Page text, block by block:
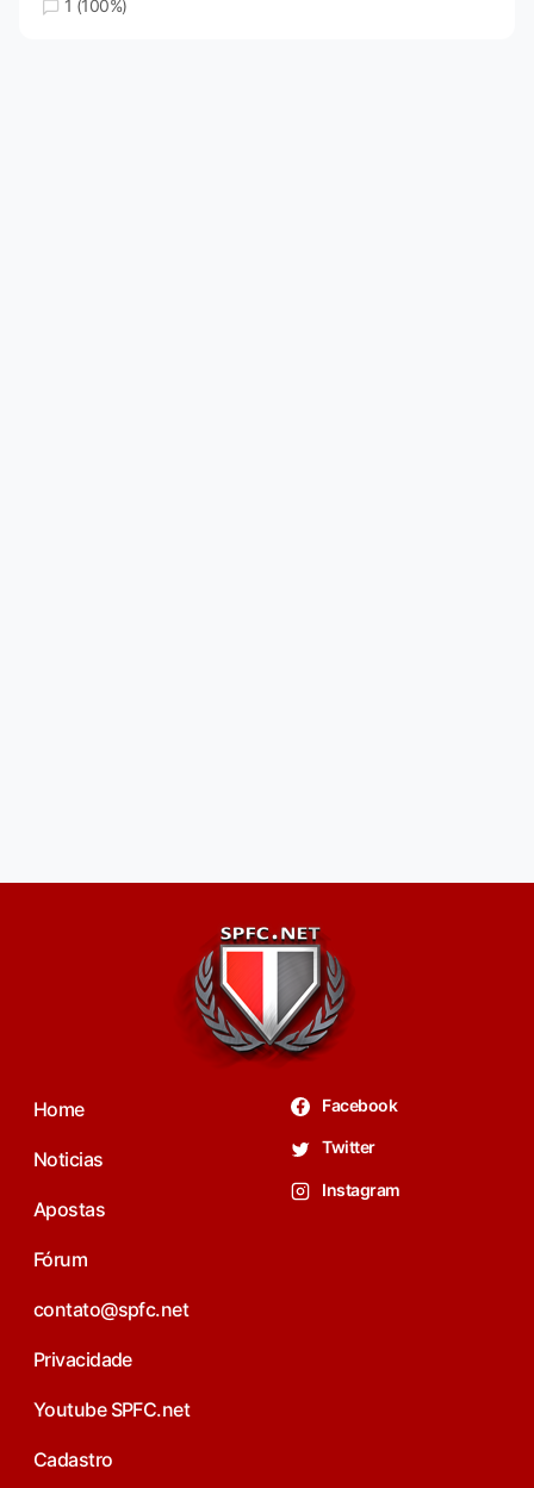
1 (100%)
Home
Noticias
Apostas
Fórum
contato@spfc.net
Privacidade
Youtube SPFC.net
Cadastro
Facebook
Twitter
Instagram